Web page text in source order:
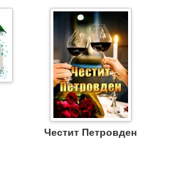
Честит Петровден